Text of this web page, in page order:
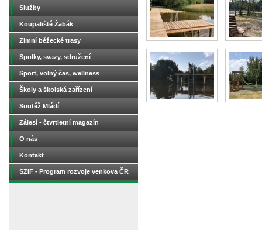
Služby
Koupaliště Žabák
Zimní běžecké trasy
Spolky, svazy, sdružení
Sport, volný čas, wellness
Školy a školská zařízení
Soutěž Mládí
Zálesí - čtvrtletní magazín
O nás
Kontakt
SZIF - Program rozvoje venkova ČR